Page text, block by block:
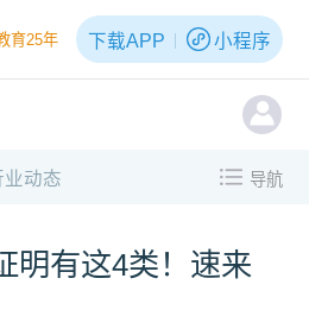
育25年 下载APP 小程序
业动态 导航
明有这4类！速来